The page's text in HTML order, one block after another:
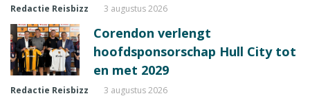
Redactie Reisbizz 3 augustus 2026
Corendon verlengt
hoofdsponsorschap Hull City tot
en met 2029
Redactie Reisbizz 3 augustus 2026